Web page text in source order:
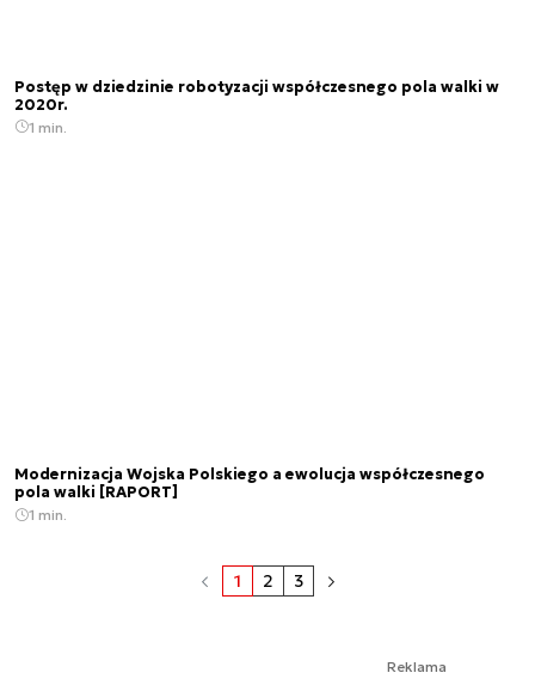
Postęp w dziedzinie robotyzacji współczesnego pola walki w
2020r.
1 min.
Modernizacja Wojska Polskiego a ewolucja współczesnego
pola walki [RAPORT]
1 min.
1 2 3
Reklama